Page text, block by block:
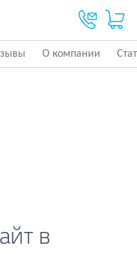
О компании
в